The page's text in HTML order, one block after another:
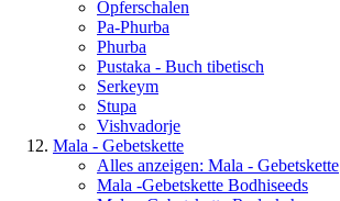
Opferschalen
Pa-Phurba
Phurba
Pustaka - Buch tibetisch
Serkeym
Stupa
Vishvadorje
Mala - Gebetskette
Alles anzeigen: Mala - Gebetskette
Mala -Gebetskette Bodhiseeds